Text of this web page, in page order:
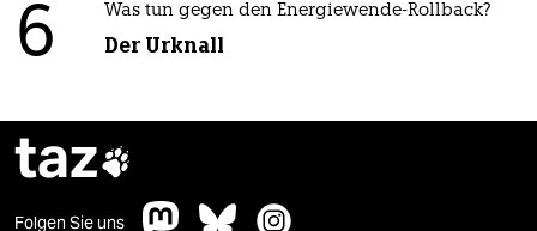
6 Was tun gegen den Energiewende-Rollback?
Der Urknall
taz
Folgen Sie uns